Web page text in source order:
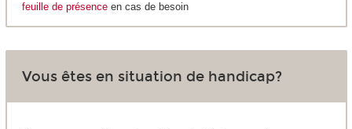
feuille de présenceen cas de besoin
Vous êtes en situation de handicap?